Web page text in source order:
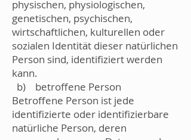
physischen, physiologischen,
genetischen, psychischen,
wirtschaftlichen, kulturellen oder
sozialen Identität dieser natürlichen
Person sind, identifiziert werden
kann.
b) betroffene Person
Betroffene Person ist jede
identifizierte oder identifizierbare
natürliche Person, deren